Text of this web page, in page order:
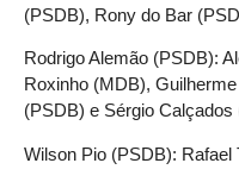
(PSDB), Rony do Bar
Rodrigo Alemão (PSDB):
Roxinho (MDB),
(PSDB) e Sérgio Calçados
Wilson Pio (PSDB):